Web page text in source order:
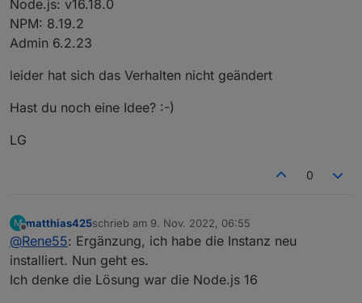
Node.js: v16.18.0
NPM: 8.19.2
Admin 6.2.23
leider hat sich das Verhalten nicht geändert
Hast du noch eine Idee? :-)
LG
0
M
Offline
matthias425schrieb am 9. Nov. 2022, 06:55
zuletzt editiert von
@Rene55: Ergänzung, ich habe die Instanz neu
installiert. Nun geht es.
Ich denke die Lösung war die Node.js 16